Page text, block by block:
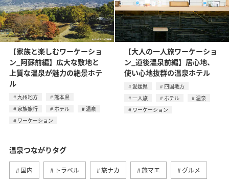
【家族と楽しむワーケーショ
ン_阿蘇前編】広大な敷地と
上質な温泉が魅力の絶景ホテ
ル
九州地方
熊本県
家族旅行
ホテル
温泉
ワーケーション
【大人の一人旅ワーケーショ
ン_道後温泉前編】居心地、
使い心地抜群の温泉ホテル
愛媛県
四国地方
一人旅
ホテル
温泉
ワーケーション
温泉つながりタグ
国内 トラベル 旅ナカ 旅マエ グルメ